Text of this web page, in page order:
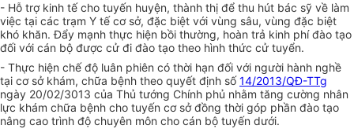
- Hỗ trợ kinh tế cho tuyến huyện, thành thị để thu hút bác sỹ về làm
việc tại các trạm Y tế cơ sở, đặc biệt với vùng sâu, vùng đặc biệt
khó khăn. Đẩy mạnh thực hiện bồi thường, hoàn trả kinh phí đào tạo
đối với cán bộ được cử đi đào tạo theo hình thức cử tuyển.
- Thực hiện chế độ luân phiên có thời hạn đối với người hành nghề
tại cơ sở khám, chữa bệnh theo quyết định số14/2013/QĐ-TTg
ngày 20/02/3013 của Thủ tướng Chính phủ nhằm tăng cường nhân
lực khám chữa bệnh cho tuyến cơ sở đồng thời góp phần đào tạo
nâng cao trình độ chuyên môn cho cán bộ tuyến dưới.